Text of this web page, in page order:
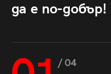
да е по-добър!
/ 04